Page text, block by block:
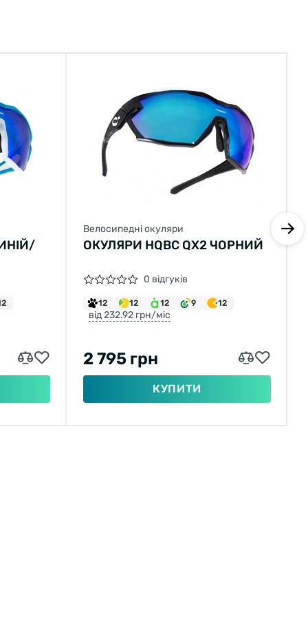
Велосипедні окуляри
ОКУЛЯРИ HQBC QX2 ЧОРНИЙ
0 відгуків
12 12 12 9 12
від 232.92 грн/міс
2 795 грн
КУПИТИ